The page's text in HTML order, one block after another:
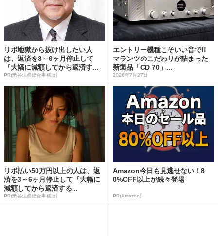
リボ地獄から抜け出したい人
は、返済を3～6ヶ月停止して
『大幅に減額してから返済す...
PR(渋谷法務総合事務所)
エントリー機種こそいい音で!!
マランツのこだわりが詰まった
新製品「CD 70」...
2026年7月27日
リボ払い50万円以上の人は、返
済を3～6ヶ月停止して『大幅に
減額してから返済する...
PR(渋谷法務総合事務所)
Amazon今日も見逃せない！8
0%OFF以上が続々登場
PR(Amazon)